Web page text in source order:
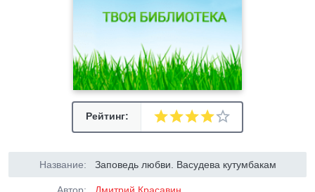
Рейтинг:
Название: Заповедь любви. Васудева кутумбакам